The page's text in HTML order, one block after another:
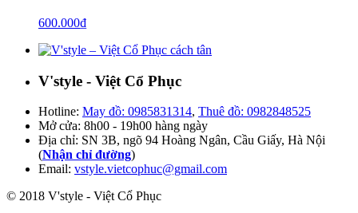
600.000₫
V'style - Việt Cổ Phục
Hotline: May đồ: 0985831314, Thuê đồ: 0982848525
Mở cửa: 8h00 - 19h00 hàng ngày
Địa chỉ: SN 3B, ngõ 94 Hoàng Ngân, Cầu Giấy, Hà Nội
(Nhận chỉ đường)
Email: vstyle.vietcophuc@gmail.com
© 2018 V'style - Việt Cổ Phục